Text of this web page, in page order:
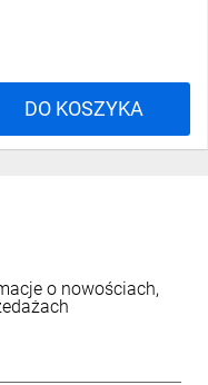
DO KOSZYKA
o nowościach,